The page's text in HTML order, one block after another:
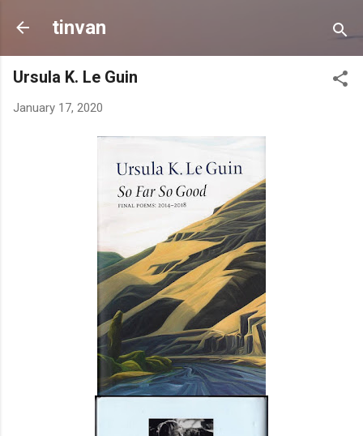
tinvan
Ursula K. Le Guin
January 17, 2020